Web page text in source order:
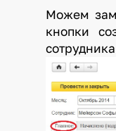
Можем
кнопки